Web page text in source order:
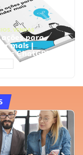
, VENDAS
ações para
mais |
ChatGPT